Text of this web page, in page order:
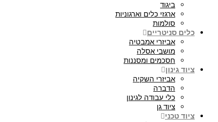
ביגוד
ארגזי כלים וארגוניות
סולמות
כלים סניטריים
אביזרי אמבטיה
מושבי אסלה
חסכמים ומסננות
ציוד גינון
אביזרי השקיה
הדברה
כלי עבודה לגינון
ציוד גן
ציוד טכני